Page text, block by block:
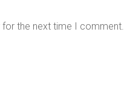
for the next time I comment.